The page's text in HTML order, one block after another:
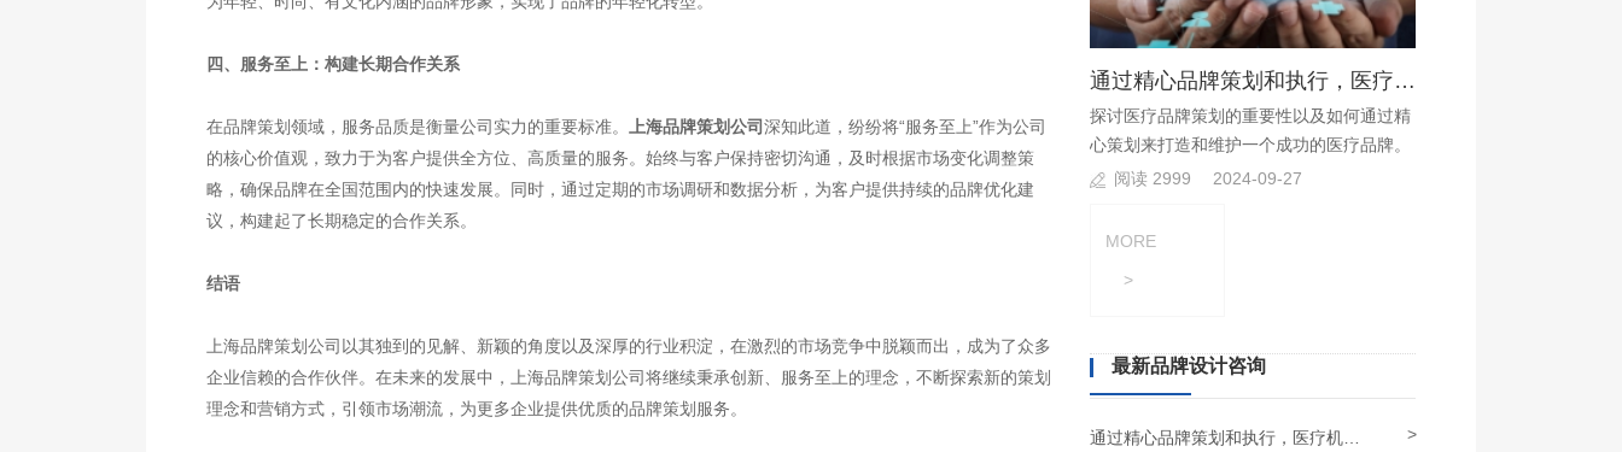
四、服务至上：构建长期合作关系
在品牌策划领域，服务品质是衡量公司实力的重要标准。 上海品牌策划公司深知此道，纷纷将“服务至上”作为公司
的核心价值观，致力于为客户提供全方位、高质量的服务。始终与客户保持密切沟通，及时根据市场变化调整策
略，确保品牌在全国范围内的快速发展。同时，通过定期的市场调研和数据分析，为客户提供持续的品牌优化建
议，构建起了长期稳定的合作关系。
结语
上海品牌策划公司以其独到的见解、新颖的角度以及深厚的行业积淀，在激烈的市场竞争中脱颖而出，成为了众多
企业信赖的合作伙伴。在未来的发展中，上海品牌策划公司将继续秉承创新、服务至上的理念，不断探索新的策划
理念和营销方式，引领市场潮流，为更多企业提供优质的品牌策划服务。
通过精心品牌策划和执行，医疗机构可以建立起品牌优势?
探讨医疗品牌策划的重要性以及如何通过精
心策划来打造和维护一个成功的医疗品牌。
阅读 2999
2024-09-27
MORE
>
最新品牌设计咨询
>